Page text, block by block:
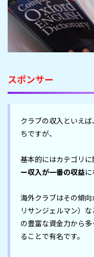
スポンサー
クラブの収入といえ
ちですが、
基本的にはカテゴリに
ー収入が一番の収益に
海外クラブはその傾向
リサンジェルマン）
の豊富な資金力から
ることで有名です。